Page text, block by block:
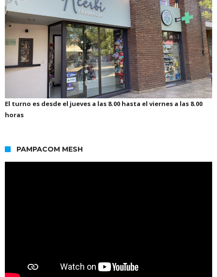
El turno es desde el jueves a las 8.00 hasta el viernes a las 8.00
horas
PAMPACOM MESH